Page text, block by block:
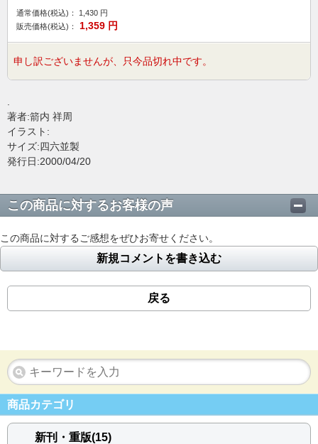
通常価格(税込)： 1,430 円
販売価格(税込)：
1,359 円
申し訳ございませんが、只今品切れ中です。
著者:箭内 祥周
イラスト:
サイズ:四六並製
発行日:2000/04/20
この商品に対するお客様の声
この商品に対するご感想をぜひお寄せください。
新規コメントを書き込む
戻る
商品カテゴリ
新刊・重版(15)